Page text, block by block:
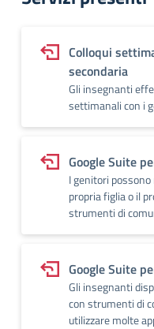
Colloqui
secondaria
Gli insegnanti
settimanali con i
Google Suite
I genitori possono
propria figlia o il
strumenti di
Google Suite
Gli insegnanti
con strumenti di
utilizzare molte